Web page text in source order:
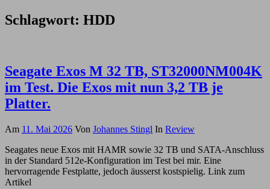
Schlagwort: HDD
Seagate Exos M 32 TB, ST32000NM004K
im Test. Die Exos mit nun 3,2 TB je
Platter.
Am 11. Mai 2026 Von Johannes Stingl In Review
Seagates neue Exos mit HAMR sowie 32 TB und SATA-Anschluss
in der Standard 512e-Konfiguration im Test bei mir. Eine
hervorragende Festplatte, jedoch äusserst kostspielig. Link zum
Artikel